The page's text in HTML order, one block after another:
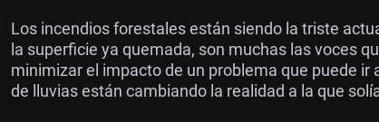
Los incendios forestales están siendo la triste
la superficie ya quemada, son muchas las voces
minimizar el impacto de un problema que puede
de lluvias están cambiando la realidad a la que